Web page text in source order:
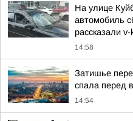
На улице
автомобиль
рассказали
14:58
Затишье
спала перед
14:54